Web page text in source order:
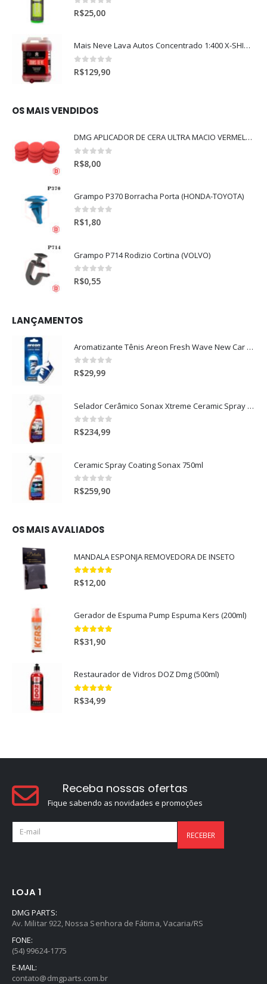
0out of 5
R$25,00
Mais Neve Lava Autos Concentrado 1:400 X-SHINE 5Litros
0 out of 5
R$129,90
OS MAIS VENDIDOS
DMG APLICADOR DE CERA ULTRA MACIO VERMELHO l
0 out of 5
R$8,00
Grampo P370 Borracha Porta (HONDA-TOYOTA)
0out of 5
R$1,80
Grampo P714 Rodizio Cortina (VOLVO)
0out of 5
R$0,55
LANÇAMENTOS
Aromatizante Tênis Areon Fresh Wave New Car / Carro Novo
0out of 5
R$29,99
Selador Cerâmico Sonax Xtreme Ceramic Spray + Seal (750ml)
0out of 5
R$234,99
Ceramic Spray Coating Sonax 750ml
0out of 5
R$259,90
OS MAIS AVALIADOS
MANDALA ESPONJA REMOVEDORA DE INSETO
5.00out of 5
R$12,00
Gerador de Espuma Pump Espuma Kers (200ml)
5.00 out of 5
R$31,90
Restaurador de Vidros DOZ Dmg (500ml)
5.00out of 5
R$34,99
Receba nossas ofertas
Fique sabendo as novidades e promoções
LOJA 1
DMG PARTS:
Av. Militar 922, Nossa Senhora de Fátima, Vacaria/RS
FONE:
(54) 99624-1775
E-MAIL:
contato@dmgparts.com.br